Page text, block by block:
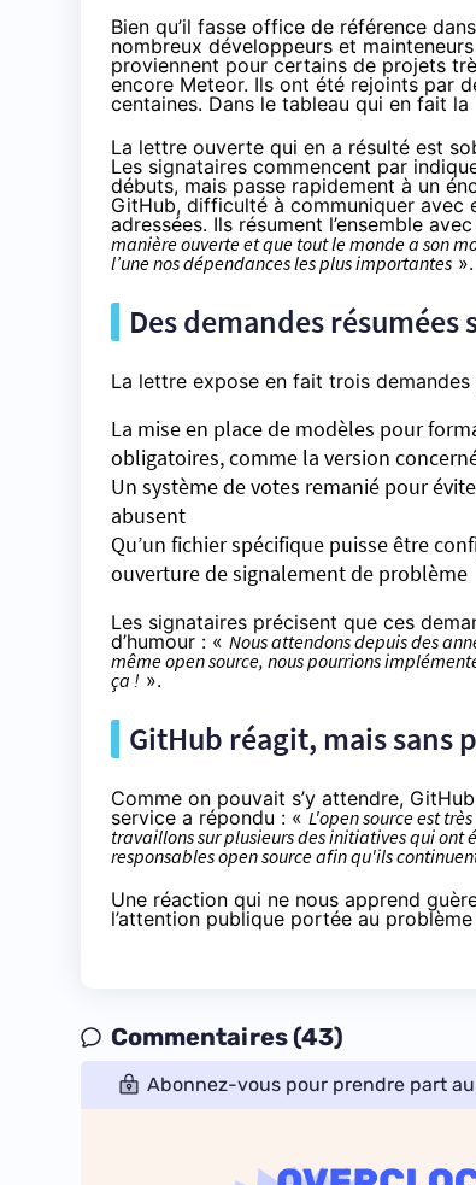
Bien qu’il fasse office de référence
nombreux développeurs et
proviennent pour certains de projets
encore Meteor. Ils ont été rejoints par
centaines. Dans le tableau qui en fait la
La lettre ouverte qui en a résulté est
Les signataires commencent par
débuts, mais passe rapidement à un
GitHub, difficulté à communiquer avec
adressées. Ils résument l’ensemble
manière ouverte et que tout le monde a son
l’une nos dépendances les plus importantes ».
Des demandes résumées
La lettre expose en fait trois
La mise en place de modèles pour
obligatoires, comme la version
Un système de votes remanié pour
abusent
Qu’un fichier spécifique puisse être
ouverture de signalement de problème
Les signataires précisent que ces
d’humour : « Nous attendons depuis des
même open source, nous pourrions
ça ! ».
GitHub réagit, mais sans
Comme on pouvait s’y attendre,
service a répondu : «L'open source est
travaillons sur plusieurs des initiatives qui ont
responsables open source afin qu'ils
Une réaction qui ne nous apprend
l’attention publique portée au
Commentaires (43)
Abonnez-vous pour prendre part